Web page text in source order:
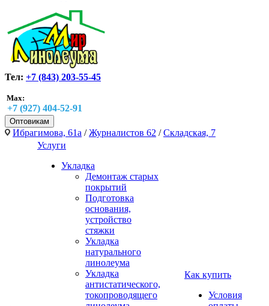
Тел: +7 (843) 203-55-45
Max:
+7 (927) 404-52-91
Оптовикам
Ибрагимова, 61а /Журналистов 62 /Складская, 7
Услуги
Укладка
Демонтаж старых
покрытий
Подготовка
основания,
устройство
стяжки
Укладка
натурального
линолеума
Укладка
антистатического,
токопроводящего
Как купить
Условия